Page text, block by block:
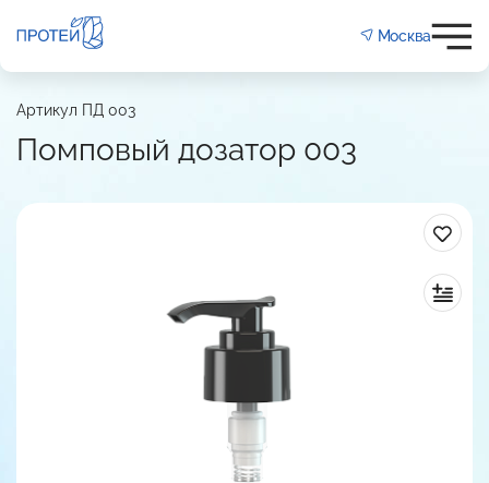
Москва
Артикул ПД 003
Помповый дозатор 003
дозатор 003
Гладкая